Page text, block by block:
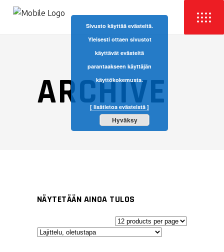
ARCHIVE
NÄYTETÄÄN AINOA TULOS
Sivusto käyttää evästeitä.
Yleisesti ottaen sivustot
käyttävät evästeitä
parantaakseen käyttäjän
käyttökokemusta.
[ lisätietoa evästeistä ]
Hyväksy